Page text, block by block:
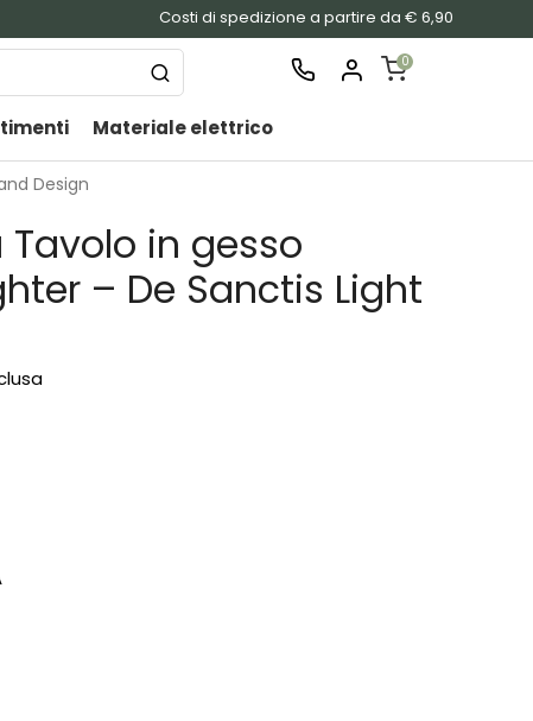
Costi di spedizione a partire da € 6,90
0
CART
Materiale elettrico
Design
in gesso
– De Sanctis Light